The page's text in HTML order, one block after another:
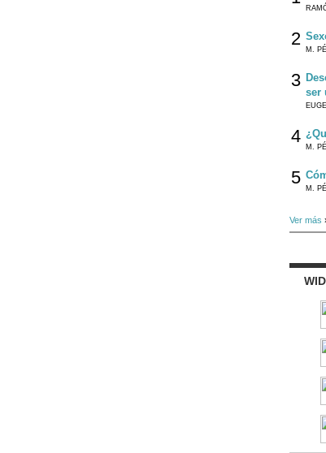
2
M.
3
ser
4
M.
5
M.
Ver más